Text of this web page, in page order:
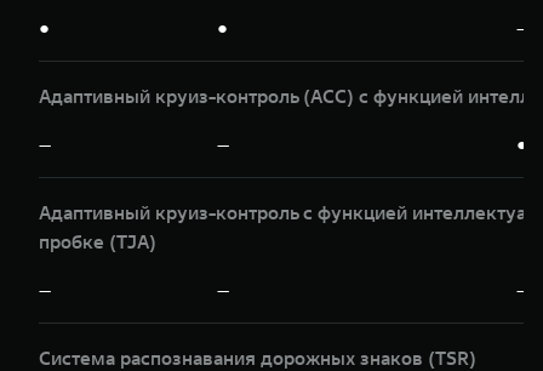
● ● —
Адаптивный круиз-контроль (ACC) с функцией
— — ●
Адаптивный круиз-контроль с функцией
пробке (TJA)
— — —
Система распознавания дорожных знаков (TSR)